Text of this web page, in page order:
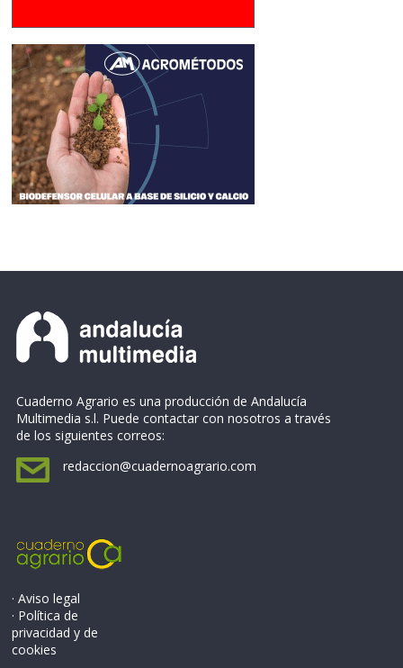
Cuaderno Agrario es una producción de Andalucía
Multimedia s.l. Puede contactar con nosotros a través
de los siguientes correos:
redaccion@cuadernoagrario.com
· Aviso legal
· Política de
privacidad y de
cookies